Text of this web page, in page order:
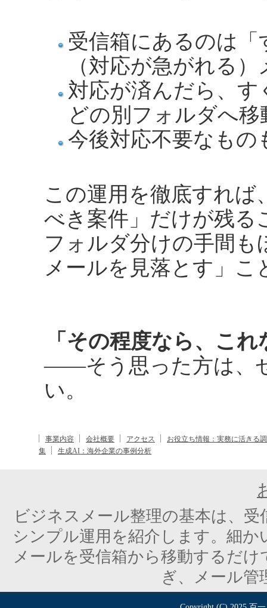
受信箱にあるのは
（対応が急がれる
対応が済んだら、す
どの別フォルダへ移
今後対応不要なもの
この運用を徹底すれば
べき案件」だけが残る
フォルダ分けの手間
メールを見落とす」
「その程度なら、こ
――そう思った方は、
い。
事業内容 会社概要 アクセス
お役立ち情報：実務に活きる
集
生成AI：海外企業の事例分析
ビジネスメール整理の基本は、
シンプル運用を紹介します。細
メールを受信箱から移動するだ
ぎ、メール管